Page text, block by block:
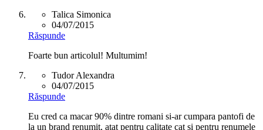
Talica Simonica
04/07/2015
Răspunde
Foarte bun articolul! Multumim!
Tudor Alexandra
04/07/2015
Răspunde
Eu cred ca macar 90% dintre romani si-ar cumpara pantofi de
la un brand renumit, atat pentru calitate cat si pentru renumele